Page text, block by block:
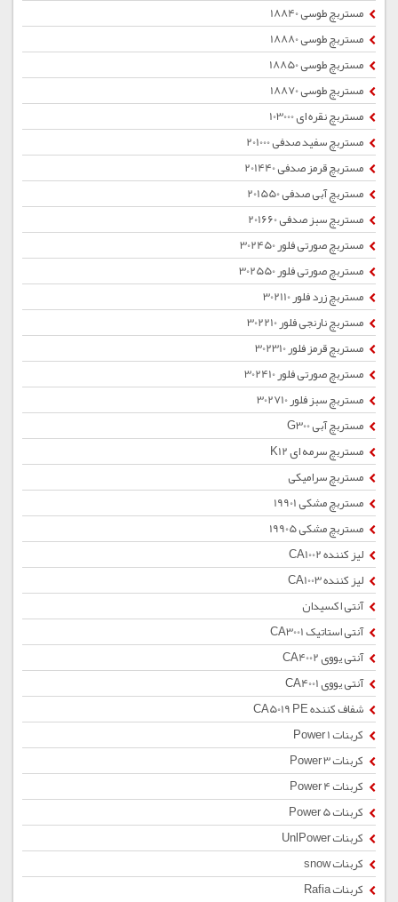
مستربچ طوسی 18840
مستربچ طوسی 18880
مستربچ طوسی 18850
مستربچ طوسی 18870
مستربچ نقره ای 103000
مستربچ سفید صدفی 201000
مستربچ قرمز صدفی 201440
مستربچ آبی صدفی 201550
مستربچ سبز صدفی 201660
مستربچ صورتی فلور 302450
مستربچ صورتی فلور 302550
مستربچ زرد فلور 302110
مستربچ نارنجی فلور 302210
مستربچ قرمز فلور 302310
مستربچ صورتی فلور 302410
مستربچ سبز فلور 302710
مستربچ آبی G300
مستربچ سرمه ای K12
مستربچ سرامیکی
مستربچ مشکی 19901
مستربچ مشکی 19905
لیز کننده CA1002
لیز کننده CA1003
آنتی اکسیدان
آنتی استاتیک CA3001
آنتی یووی CA4002
آنتی یووی CA4001
شفاف کننده CA5019 PE
کربنات Power 1
کربنات Power 3
کربنات Power 4
کربنات Power 5
کربنات UnlPower
کربنات snow
کربنات Rafia